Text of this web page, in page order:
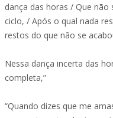
dança das horas / Que
ciclo, / Após o qual nada
restos do que não se
Nessa dança incerta das
completa,”
“Quando dizes que me